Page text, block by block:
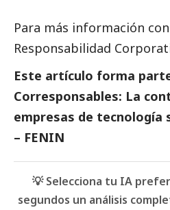
Para más información
Responsabilidad
Este artículo forma
Corresponsables: La
empresas de tecnología
– FENIN
💡 Selecciona tu IA
segundos un análisis